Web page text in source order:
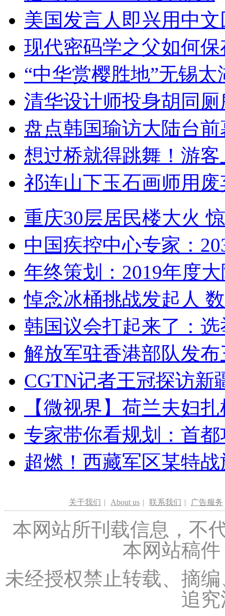
美国发言人即兴用中
现代密码学之父如何
“中华赏樱胜地”无锡
清华设计师投身胡同
盘点韩国瑜访大陆台
想过桥就得跳舞！游客
祁连山下玉石画师用
重庆30层居民楼大火
中国疾控中心专家：
年终策划：2019年度
悼念冰桶挑战发起人
韩国议会打起来了：
解放军驻香港部队发
CGTN记者王冠探访新
【微视界】荷兰夫妇
专家带你看规划：首
超燃！西藏军区某特
关于我们 | About us | 联系我们 | 广告服务
本网站所刊载信息，不
本网站稿
未经授权禁止转载、摘
追